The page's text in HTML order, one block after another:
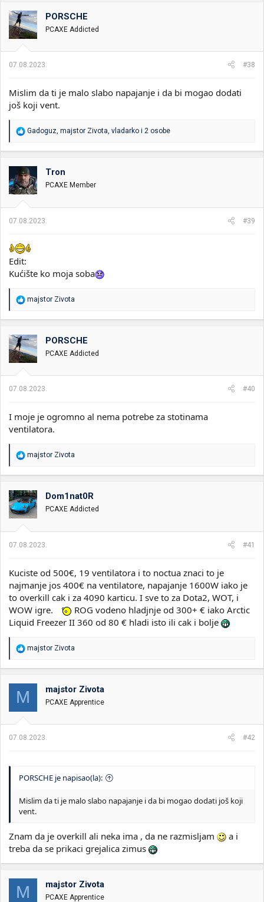
PORSCHE
PCAXE Addicted
07.08.2023. #38
Mislim da ti je malo slabo napajanje i da bi mogao dodati
još koji vent.
R
a
o
v
a
n
:
Gadoguz, majstor Zivota, vladarko i 2 osobe
Tron
PCAXE Member
07.08.2023. #39
Edit:
Kućište ko moja soba
R
o
v
a
n
:
majstor Zivota
PORSCHE
PCAXE Addicted
07.08.2023. #40
I moje je ogromno al nema potrebe za stotinama
ventilatora.
R
a
o
v
a
n
:
majstor Zivota
Dom1nat0R
PCAXE Addicted
07.08.2023. #41
Kuciste od 500€, 19 ventilatora i to noctua znaci to je
najmanje jos 400€ na ventilatore, napajanje 1600W iako je
to overkill cak i za 4090 karticu. I sve to za Dota2, WOT, i
WOW igre.
ROG vodeno hladjnje od 300+ € iako Arctic
Liquid Freezer II 360 od 80 € hladi isto ili cak i bolje
R
o
v
a
n
:
majstor Zivota
M majstor Zivota
PCAXE Apprentice
07.08.2023. #42
PORSCHE je napisao(la):
Mislim da ti je malo slabo napajanje i da bi mogao dodati još koji
vent.
Znam da je overkill ali neka ima , da ne razmisljam
a i
treba da se prikaci grejalica zimus
M majstor Zivota
PCAXE Apprentice